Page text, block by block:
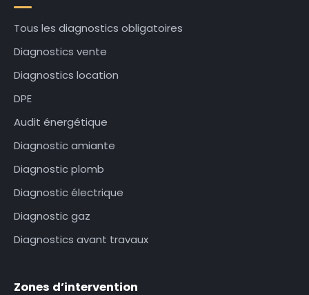
Tous les diagnostics obligatoires
Diagnostics vente
Diagnostics location
DPE
Audit énergétique
Diagnostic amiante
Diagnostic plomb
Diagnostic électrique
Diagnostic gaz
Diagnostics avant travaux
Zones d’intervention